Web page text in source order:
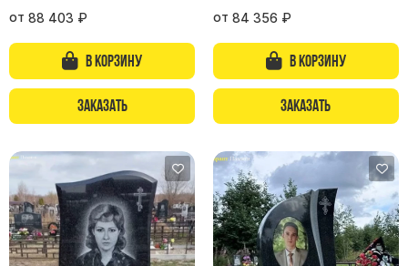
Европейские памятники
Семейные памятники ( памятники на двоих )
Памятники в форме креста
Зеркальные памятники
Креативные памятники
Кресты из белого мрамора
Фигурные памятники
Памятники в виде гитары
от 88 403 ₽
В корзину
Заказать
от 84 356 ₽
В корзину
Заказать